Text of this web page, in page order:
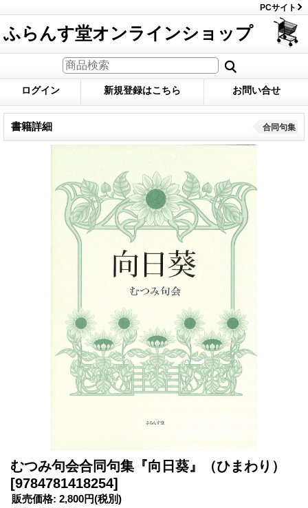
PCサイト
ふらんす堂オンラインショップ
ログイン 新規登録はこちら お問い合せ
書籍詳細 合同句集
むつみ句会合同句集『向日葵』（ひまわり）
[9784781418254]
販売価格: 2,800円(税別)